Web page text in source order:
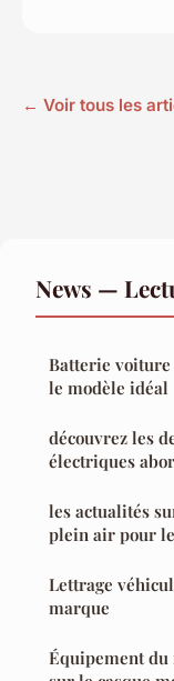
← Voir tous les
News —
Batterie
le modèle idéal
découvrez les
électriques
les actualités
plein air pour
Lettrage
marque
Équipement du